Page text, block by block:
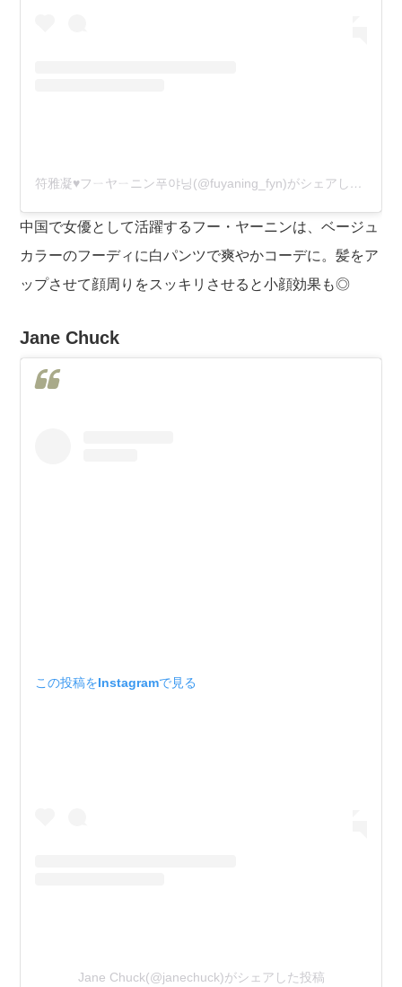
符雅凝♥️フㄧヤㄧニン푸야닝(@fuyaning_fyn)がシェアした投稿
中国で女優として活躍するフー・ヤーニンは、ベージュ
カラーのフーディに白パンツで爽やかコーデに。髪をア
ップさせて顔周りをスッキリさせると小顔効果も◎
Jane Chuck
この投稿をInstagramで見る
Jane Chuck(@janechuck)がシェアした投稿